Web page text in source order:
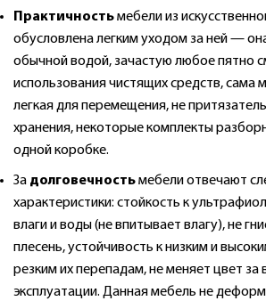
Практичностьмебели из
обусловлена легким уходом за ней —
обычной водой, зачастую любое пятно
использования чистящих средств, сама
легкая для перемещения, не
хранения, некоторые комплекты
одной коробке.
За долговечностьмебели отвечают
характеристики: стойкость к
влаги и воды (не впитывает влагу), не
плесень, устойчивость к низким и
резким их перепадам, не меняет цвет за
эксплуатации. Данная мебель не